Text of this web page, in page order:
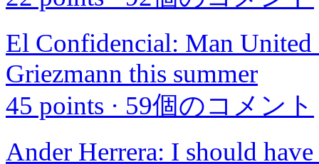
El Confidencial: Man United
Griezmann this summer
45 points · 59個のコメント
Ander Herrera: I should